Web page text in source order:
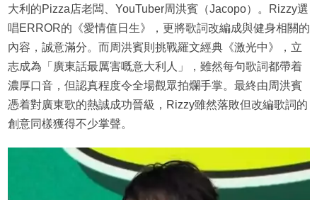
大利的Pizza店老闆、YouTuber周洪賓（Jacopo）。Rizzy選
唱ERROR的《愛情值日生》，更將歌詞改編成與健身相關的
內容，誠意滿分。而周洪賓則挑戰羅文經典《激光中》，立
志成為「廣東話最厲害嘅意大利人」，雖然每句歌詞都帶着
濃厚口音，但認真程度令全場觀眾拍爛手掌。最終由周洪賓
憑着對廣東歌的熱誠成功晉級，Rizzy雖然落敗但改編歌詞的
創意同樣獲得不少掌聲。